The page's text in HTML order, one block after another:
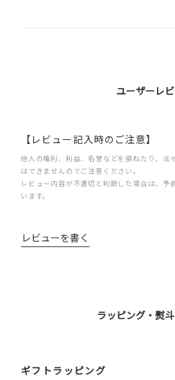
ユーザーレ
【レビュー記入時のご注意】
他人の権利、利益、名誉などを損ねたり、法
はできませんのでご注意ください。
レビュー内容が不適切と判断した場合は、予
います。
レビューを書く
ラッピング・熨
ギフトラッピング